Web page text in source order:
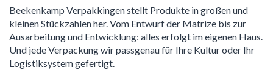
Beekenkamp Verpakkingen stellt Produkte in großen und
kleinen Stückzahlen her. Vom Entwurf der Matrize bis zur
Ausarbeitung und Entwicklung: alles erfolgt im eigenen Haus.
Und jede Verpackung wir passgenau für Ihre Kultur oder Ihr
Logistiksystem gefertigt.